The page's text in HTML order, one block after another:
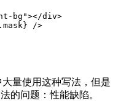
bg "></div>
. mask}
/>
量使用这种写法，但是
的问题：性能缺陷。